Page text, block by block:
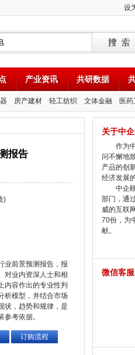
设
产业资讯 共研数据
房产建材 轻工纺织 文体金融 医药
报告
)
业前景预测报告，报
对业内资深人士和相
内容作出的专业性判
析模型，并结合市场
状，趋势和规律，是
考依据。
订购流程
关于中
作为中
问不懈地
产品的创
经济发展
中企顾
部门，通
威的互联
70份，为
献。
微信客服